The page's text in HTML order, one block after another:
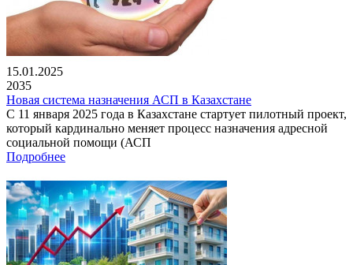
15.01.2025
2035
Новая система назначения АСП в Казахстане
С 11 января 2025 года в Казахстане стартует пилотный проект,
который кардинально меняет процесс назначения адресной
социальной помощи (АСП
Подробнее